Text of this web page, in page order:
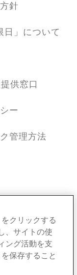
針
日」について
供窓口
ー
管理方法
ズ・ジャパン株式
商）第424号
クリックする
、サイトの使
ング活動を支
保存すること